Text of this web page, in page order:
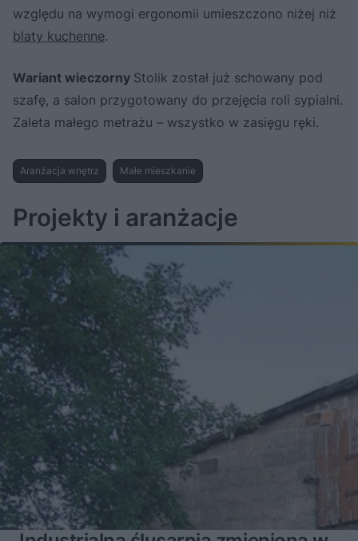
względu na wymogi ergonomii umieszczono niżej niż
blaty kuchenne.
Wariant wieczorny Stolik został już schowany pod
szafę, a salon przygotowany do przejęcia roli sypialni.
Zaleta małego metrażu – wszystko w zasięgu ręki.
Aranżacja wnętrz Małe mieszkanie
Projekty i aranżacje